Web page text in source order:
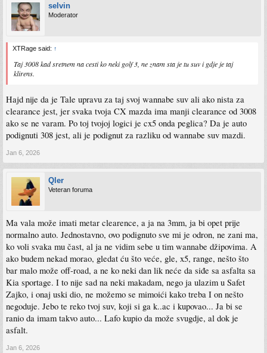
selvin
Moderator
XTRage said: ↑
Taj 3008 kad sretnem na cesti ko neki golf 3, ne znam sta je tu suv i gdje je taj
klirens.
Hajd nije da je Tale upravu za taj svoj wannabe suv ali ako nista za
clearance jest, jer svaka tvoja CX mazda ima manji clearance od 3008
ako se ne varam. Po toj tvojoj logici je cx5 onda peglica? Da je auto
podignuti 308 jest, ali je podignut za razliku od wannabe suv mazdi.
Jan 6, 2026
Qler
Veteran foruma
Ma vala može imati metar clearence, a ja na 3mm, ja bi opet prije
normalno auto. Jednostavno, ovo podignuto sve mi je odron, ne zani ma,
ko voli svaka mu čast, al ja ne vidim sebe u tim wannabe džipovima. A
ako budem nekad morao, gledat ću što veće, gle, x5, range, nešto što
bar malo može off-road, a ne ko neki dan lik neće da siđe sa asfalta sa
Kia sportage. I to nije sad na neki makadam, nego ja ulazim u Safet
Zajko, i onaj uski dio, ne možemo se mimoići kako treba I on nešto
negoduje. Jebo te reko tvoj suv, koji si ga k..ac i kupovao... Ja bi se
ranio da imam takvo auto... Lafo kupio da može svugdje, al dok je
asfalt.
Jan 6, 2026